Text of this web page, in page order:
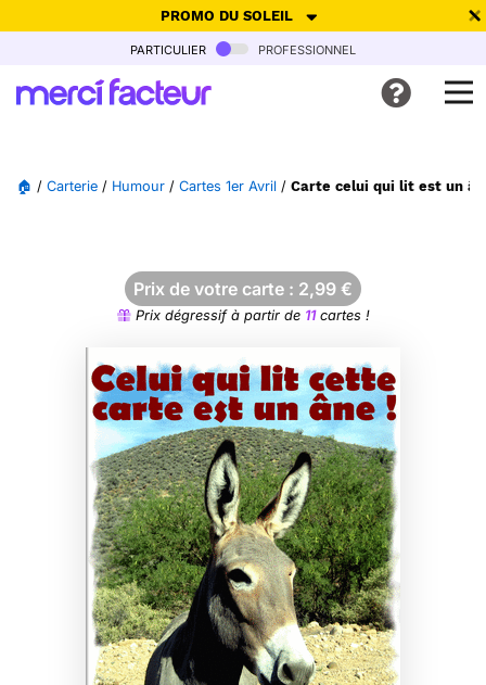
PROMO DU SOLEIL
-30% de réduction avec le code SUMMER26pour envoyer des
Ne plus afficher
particulier professionnel
🏠 / Carterie / Humour / Cartes 1er Avril / Carte celui qui lit est un
Prix de votre carte : 2,99 €
Prix dégressif à partir de 11cartes !